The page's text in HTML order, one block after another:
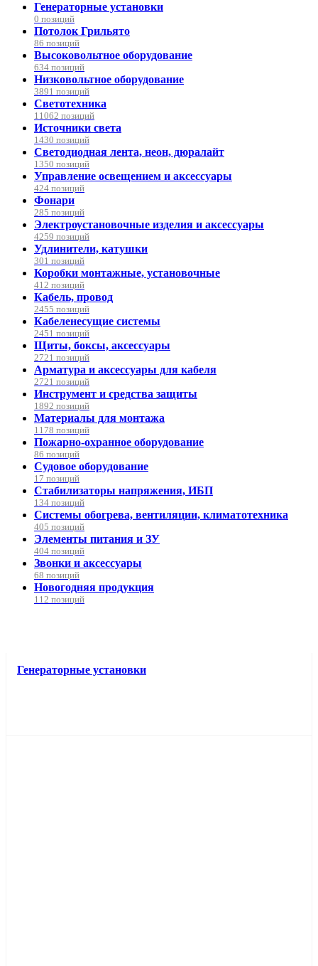
Генераторные установки
0 позиций
Потолок Грильято
86 позиций
Высоковольтное оборудование
634 позиций
Низковольтное оборудование
3891 позиций
Светотехника
11062 позиций
Источники света
1430 позиций
Светодиодная лента, неон, дюралайт
1350 позиций
Управление освещением и аксессуары
424 позиций
Фонари
285 позиций
Электроустановочные изделия и аксессуары
4259 позиций
Удлинители, катушки
301 позиций
Коробки монтажные, установочные
412 позиций
Кабель, провод
2455 позиций
Кабеленесущие системы
2451 позиций
Щиты, боксы, аксессуары
2721 позиций
Арматура и аксессуары для кабеля
2721 позиций
Инструмент и средства защиты
1892 позиций
Материалы для монтажа
1178 позиций
Пожарно-охранное оборудование
86 позиций
Судовое оборудование
17 позиций
Стабилизаторы напряжения, ИБП
134 позиций
Системы обогрева, вентиляции, климатотехника
405 позиций
Элементы питания и ЗУ
404 позиций
Звонки и аксессуары
68 позиций
Новогодняя продукция
112 позиций
Генераторные установки